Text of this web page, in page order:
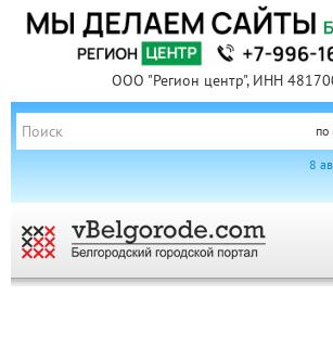
ООО "Регион центр", ИНН
по
8